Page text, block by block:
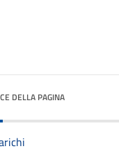
DELLA PAGINA